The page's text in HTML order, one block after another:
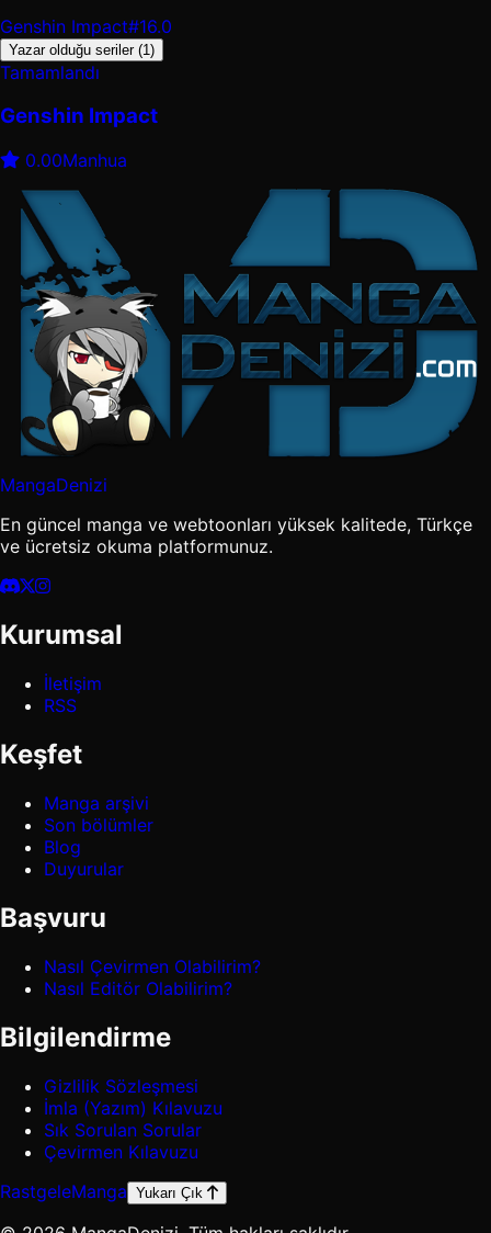
Genshin Impact#16.0
Yazar olduğu seriler (1)
Tamamlandı
Genshin Impact
0.00Manhua
MangaDenizi
En güncel manga ve webtoonları yüksek kalitede, Türkçe
ve ücretsiz okuma platformunuz.
Kurumsal
İletişim
RSS
Keşfet
Manga arşivi
Son bölümler
Blog
Duyurular
Başvuru
Nasıl Çevirmen Olabilirim?
Nasıl Editör Olabilirim?
Bilgilendirme
Gizlilik Sözleşmesi
İmla (Yazım) Kılavuzu
Sık Sorulan Sorular
Çevirmen Kılavuzu
RastgeleManga Yukarı Çık